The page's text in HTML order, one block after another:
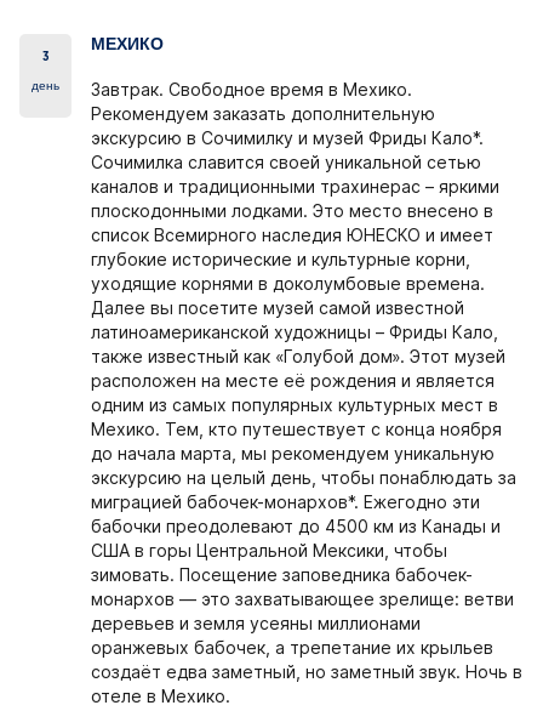
3
день
МЕХИКО
Завтрак. Свободное время в Мехико.
Рекомендуем заказать дополнительную
экскурсию в Сочимилку и музей Фриды Кало*.
Сочимилка славится своей уникальной сетью
каналов и традиционными трахинерас – яркими
плоскодонными лодками. Это место внесено в
список Всемирного наследия ЮНЕСКО и имеет
глубокие исторические и культурные корни,
уходящие корнями в доколумбовые времена.
Далее вы посетите музей самой известной
латиноамериканской художницы – Фриды Кало,
также известный как «Голубой дом». Этот музей
расположен на месте её рождения и является
одним из самых популярных культурных мест в
Мехико. Тем, кто путешествует с конца ноября
до начала марта, мы рекомендуем уникальную
экскурсию на целый день, чтобы понаблюдать за
миграцией бабочек-монархов*. Ежегодно эти
бабочки преодолевают до 4500 км из Канады и
США в горы Центральной Мексики, чтобы
зимовать. Посещение заповедника бабочек-
монархов — это захватывающее зрелище: ветви
деревьев и земля усеяны миллионами
оранжевых бабочек, а трепетание их крыльев
создаёт едва заметный, но заметный звук. Ночь в
отеле в Мехико.